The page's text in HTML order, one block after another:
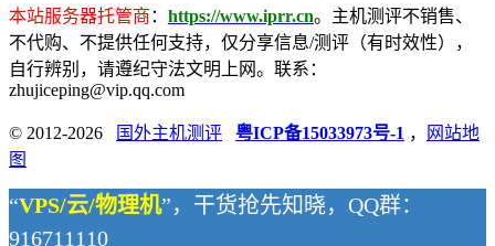
本站服务器托管商 ： https://www.iprr.cn。主机测评不销售、
不代购、不提供任何支持，仅分享信息/测评（有时效性），
自行辨别，请遵纪守法文明上网。联系：
zhujiceping@vip.qq.com
© 2012-2026 国外主机测评 粤ICP备15033973号-1 ，
网站地
图
“VPS/云/物理机”，干货抢先知晓，QQ群：
916711110